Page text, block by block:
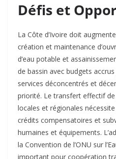
Défis et
La Côte d’Ivoire doit
création et maintenance
d’eau potable et
de bassin avec budgets
services déconcentrés et
priorité. Le transfert effectif
locales et régionales
crédits compensatoires et
humaines et équipements.
la Convention de l’ONU sur
important pour coopération